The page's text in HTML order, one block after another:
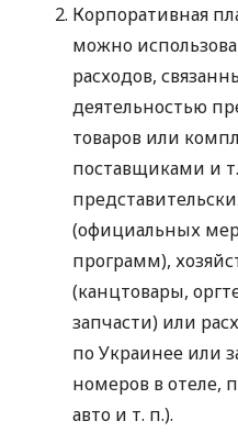
Корпоративная
можно
расходов,
деятельностью
товаров или
поставщиками и
(официальных
программ),
(канцтовары,
запчасти) или
по Украинее или
номеров в отеле,
авто и т. п.).